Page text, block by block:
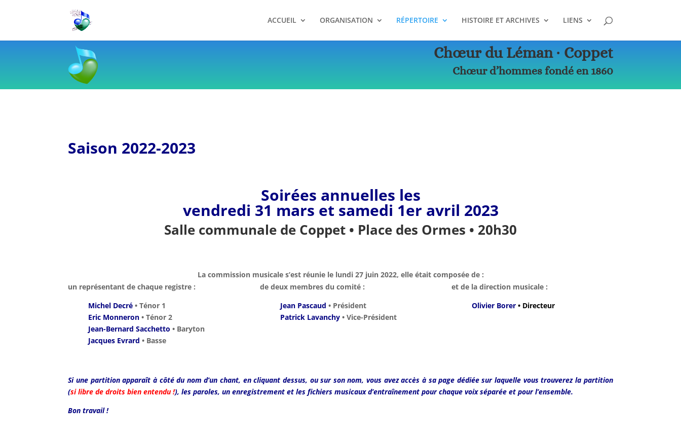
ACCUEIL ORGANISATION RÉPERTOIRE HISTOIRE ET ARCHIVES LIENS
Chœur du Léman ∙ Coppet
Chœur d’hommes fondé en 1860
Saison 2022-2023
Soirées annuelles les
vendredi 31 mars et samedi 1er avril 2023
Salle communale de Coppet • Place des Ormes • 20h30
La commission musicale s’est réunie le lundi 27 juin 2022, elle était composée de :
un représentant de chaque registre :
Michel Decré • Ténor 1
Eric Monneron • Ténor 2
Jean-Bernard Sacchetto • Baryton
Jacques Evrard • Basse
de deux membres du comité :
Jean Pascaud • Président
Patrick Lavanchy• Vice-Président
et de la direction musicale :
Olivier Borer • Directeur
Si une partition apparaît à côté du nom d’un chant, en cliquant dessus, ou sur son nom, vous avez accès à sa page dédiée sur laquelle vous trouverez la partition
(si libre de droits bien entendu !), les paroles, un enregistrement et les fichiers musicaux d’entraînement pour chaque voix séparée et pour l’ensemble.
Bon travail !